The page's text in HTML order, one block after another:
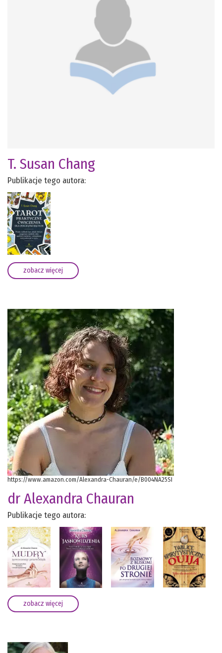
T. Susan Chang
Publikacje tego autora:
zobacz więcej
https://www.amazon.com/Alexandra-Chauran/e/B004NA25SI
dr Alexandra Chauran
Publikacje tego autora:
zobacz więcej